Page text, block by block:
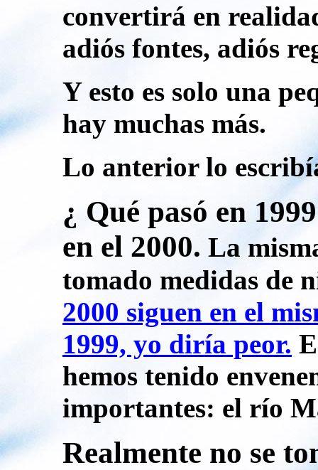
convertirá en
adiós fontes, adiós
Y esto es solo una
hay muchas más.
Lo anterior lo
¿ Qué pasó en
en el 2000. La
tomado medidas de
2000 siguen en el
1999, yo diría peor.
hemos tenido
importantes: el río
Realmente no se